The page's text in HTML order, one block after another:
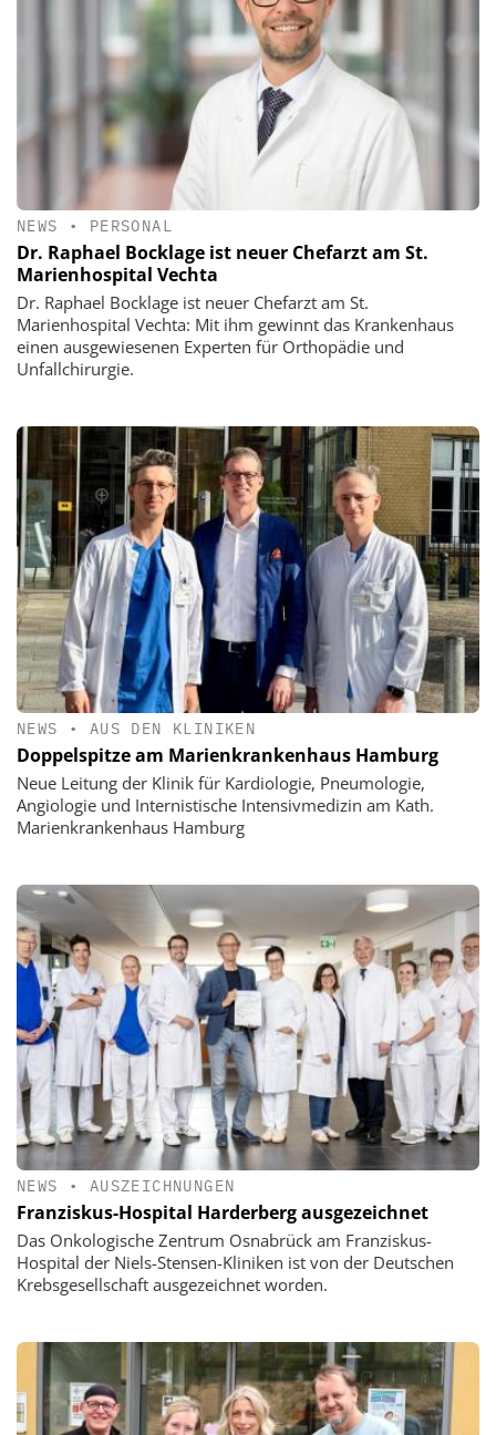
NEWS • PERSONAL
Dr. Raphael Bocklage ist neuer Chefarzt am St.
Marienhospital Vechta
Dr. Raphael Bocklage ist neuer Chefarzt am St.
Marienhospital Vechta: Mit ihm gewinnt das Krankenhaus
einen ausgewiesenen Experten für Orthopädie und
Unfallchirurgie.
NEWS • AUS DEN KLINIKEN
Doppelspitze am Marienkrankenhaus Hamburg
Neue Leitung der Klinik für Kardiologie, Pneumologie,
Angiologie und Internistische Intensivmedizin am Kath.
Marienkrankenhaus Hamburg
NEWS • AUSZEICHNUNGEN
Franziskus-Hospital Harderberg ausgezeichnet
Das Onkologische Zentrum Osnabrück am Franziskus-
Hospital der Niels-Stensen-Kliniken ist von der Deutschen
Krebsgesellschaft ausgezeichnet worden.